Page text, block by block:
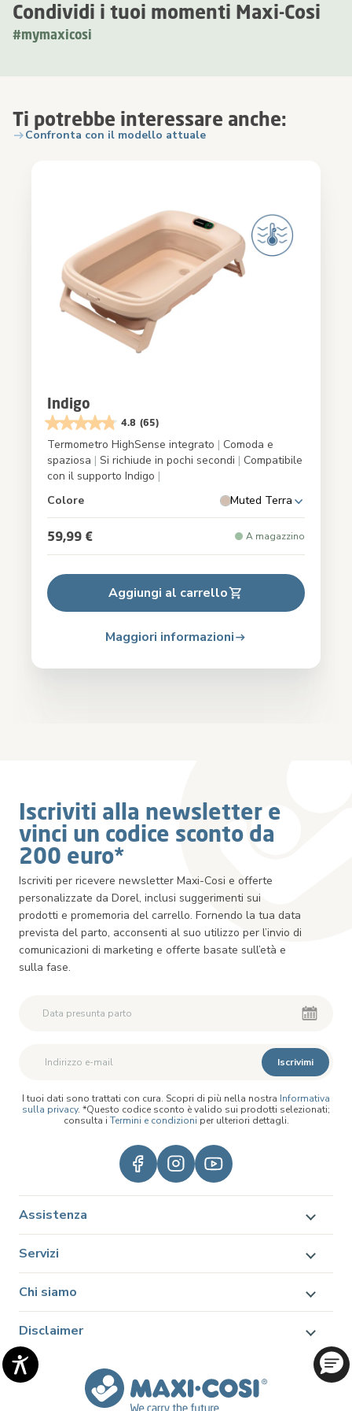
Condividi i tuoi momenti Maxi-Cosi
#mymaxicosi
Ti potrebbe interessare anche:
Confronta con il modello attuale
Indigo
4.8 (65)
Termometro HighSense integrato | Comoda e
spaziosa | Si richiude in pochi secondi | Compatibile
con il supporto Indigo |
Colore
Muted Terra
59,99 € A magazzino
Aggiungi al carrello
Maggiori informazioni
Iscriviti alla newsletter e
vinci un codice sconto da
200 euro*
Iscriviti per ricevere newsletter Maxi-Cosi e offerte
personalizzate da Dorel, inclusi suggerimenti sui
prodotti e promemoria del carrello. Fornendo la tua data
prevista del parto, acconsenti al suo utilizzo per l’invio di
comunicazioni di marketing e offerte basate sull’età e
sulla fase.
Iscrivimi
I tuoi dati sono trattati con cura. Scopri di più nella nostra Informativa
sulla privacy. *Questo codice sconto è valido sui prodotti selezionati;
consulta i Termini e condizioni per ulteriori dettagli.
Assistenza
Servizi
Chi siamo
Disclaimer